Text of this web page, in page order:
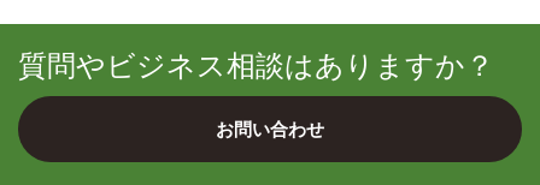
質問やビジネス相談はありますか？
お問い合わせ